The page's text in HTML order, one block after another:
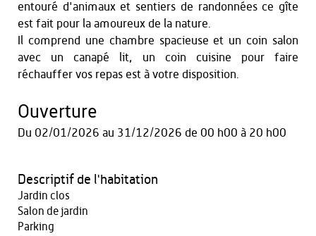
entouré d'animaux et sentiers de randonnées ce gîte
est fait pour la amoureux de la nature.
Il comprend une chambre spacieuse et un coin salon
avec un canapé lit, un coin cuisine pour faire
réchauffer vos repas est à votre disposition.
Ouverture
Du 02/01/2026 au 31/12/2026 de 00 h00 à 20 h00
Descriptif de l'habitation
Jardin clos
Salon de jardin
Parking